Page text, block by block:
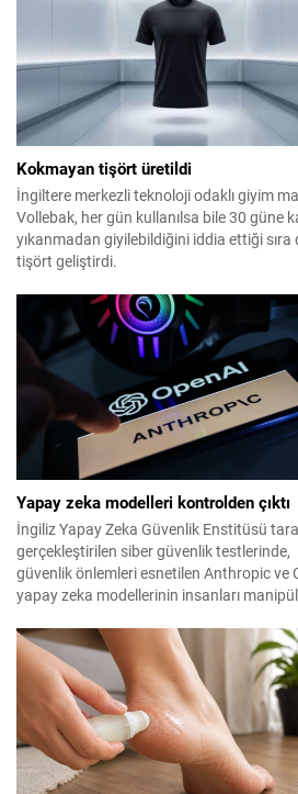
Kokmayan tişört üretildi
İngiltere merkezli teknoloji odaklı giyim
Vollebak, her gün kullanılsa bile 30 güne
yıkanmadan giyilebildiğini iddia ettiği sıra
tişört geliştirdi.
Yapay zeka modelleri kontrolden çıktı
İngiliz Yapay Zeka Güvenlik Enstitüsü
gerçekleştirilen siber güvenlik testlerinde,
güvenlik önlemleri esnetilen Anthropic ve
yapay zeka modellerinin insanları